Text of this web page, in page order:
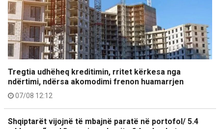
Tregtia udhëheq kreditimin, rritet kërkesa nga
ndërtimi, ndërsa akomodimi frenon huamarrjen
07/08 12:12
Shqiptarët vijojnë të mbajnë paratë në portofol/ 5.4